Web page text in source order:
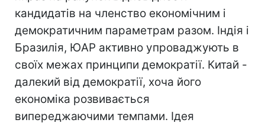
кандидатів на членство економічним і
демократичним параметрам разом. Індія і
Бразилія, ЮАР активно упроваджують в
своїх межах принципи демократії. Китай -
далекий від демократії, хоча його
економіка розвивається
випереджаючими темпами. Ідея